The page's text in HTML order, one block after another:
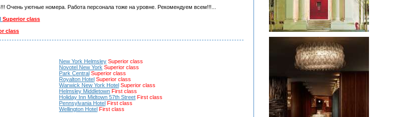
Очень уютные номера. Работа персонала тоже на уровне. Рекомендуем всем!!!...
Superior class
class
New York Helmsley Superior class
Novotel New York Superior class
Park Central Superior class
Royalton Hotel Superior class
Warwick New York Hotel Superior class
Helmsley Middletown First class
Holiday Inn Midtown 57th Street First class
Pennsylvania Hotel First class
Wellington Hotel First class